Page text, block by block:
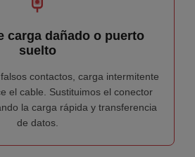
carga dañado o puerto
suelto
contactos, carga intermitente
el cable. Sustituimos el conector
la carga rápida y transferencia
de datos.